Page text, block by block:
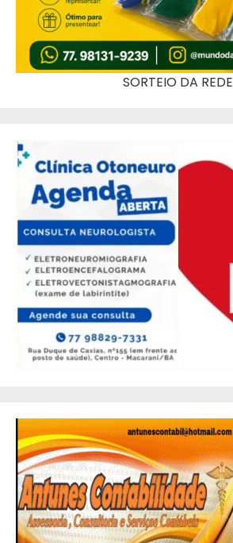
SORTEIO DA REDE